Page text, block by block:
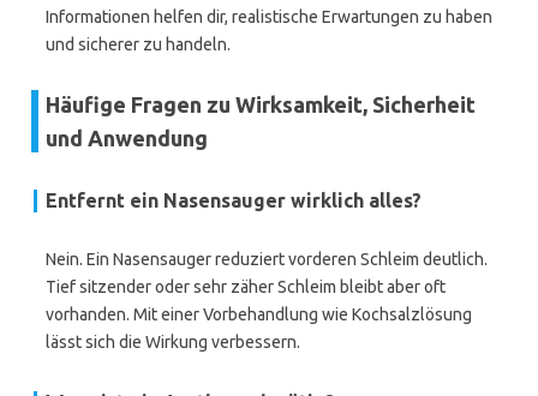
Informationen helfen dir, realistische Erwartungen zu haben
und sicherer zu handeln.
Häufige Fragen zu Wirksamkeit, Sicherheit
und Anwendung
Entfernt ein Nasensauger wirklich alles?
Nein. Ein Nasensauger reduziert vorderen Schleim deutlich.
Tief sitzender oder sehr zäher Schleim bleibt aber oft
vorhanden. Mit einer Vorbehandlung wie Kochsalzlösung
lässt sich die Wirkung verbessern.